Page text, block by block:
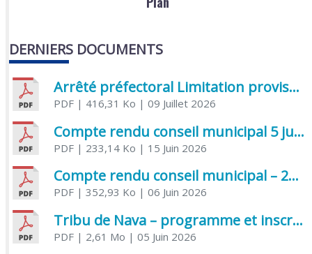
DERNIERS DOCUMENTS
Arrêté préfectoral Limitation provisoire des usages de l’eau
PDF| 416,31 Ko | 09 Juillet 2026
Compte rendu conseil municipal 5 juin 2026 sénatoriale
PDF| 233,14 Ko | 15 Juin 2026
Compte rendu conseil municipal – 21 avril 2026
PDF| 352,93 Ko | 06 Juin 2026
Tribu de Nava – programme et inscriptions été 2026
PDF| 2,61 Mo | 05 Juin 2026